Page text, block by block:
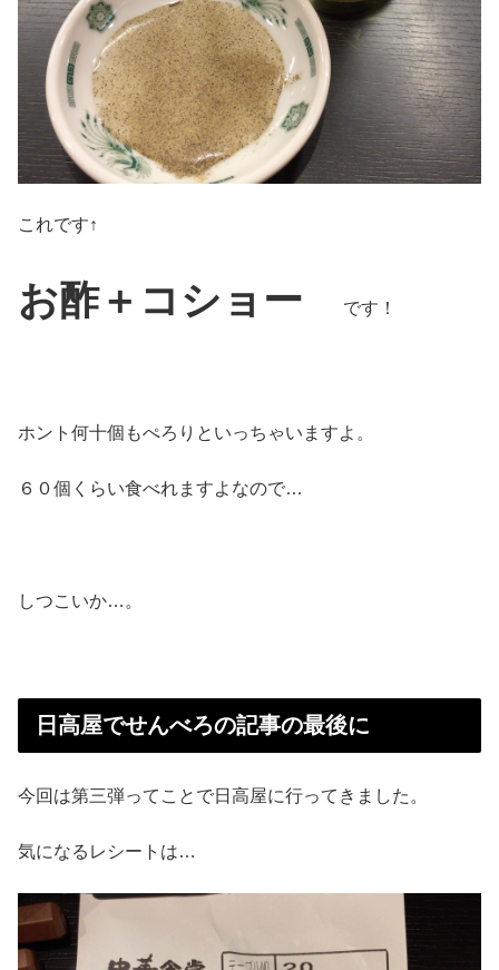
これです↑
お酢＋コショー です！
ホント何十個もぺろりといっちゃいますよ。
６０個くらい食べれますよなので…
しつこいか…。
日高屋でせんべろの記事の最後に
今回は第三弾ってことで日高屋に行ってきました。
気になるレシートは…